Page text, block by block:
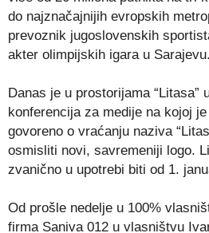
do najznačajnijih evropskih
prevoznik jugoslovenskih
akter olimpijskih igara u Sarajevu.
Danas je u prostorijama “Litasa”
konferencija za medije na kojoj
govoreno o vraćanju naziva
osmisliti novi, savremeniji logo.
zvanično u upotrebi biti od 1.
Od prošle nedelje u 100%
firma Saniva 012 u vlasništvu